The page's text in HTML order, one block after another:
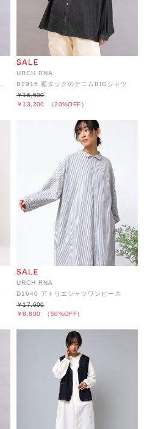
URCH RNA
B2915 裾タックのデニムBIGシャツ
￥13,200 （20%OFF）
￥16,500
URCH RNA
D1640 アトリエシャツワンピース
￥8,800 （50%OFF）
￥17,600